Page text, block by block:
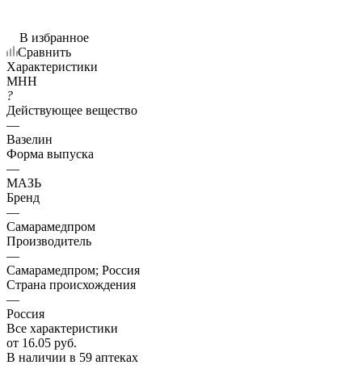
В избранное
Сравнить
Характеристики
МНН
?
Действующее вещество
—
Вазелин
Форма выпуска
—
МАЗЬ
Бренд
—
Самарамедпром
Производитель
—
Самарамедпром; Россия
Страна происхождения
—
Россия
Все характеристики
от 16.05 руб.
В наличии в 59 аптеках